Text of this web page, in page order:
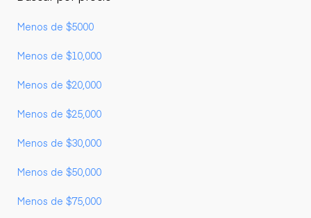
Menos de $5000
Menos de $10,000
Menos de $20,000
Menos de $25,000
Menos de $30,000
Menos de $50,000
Menos de $75,000